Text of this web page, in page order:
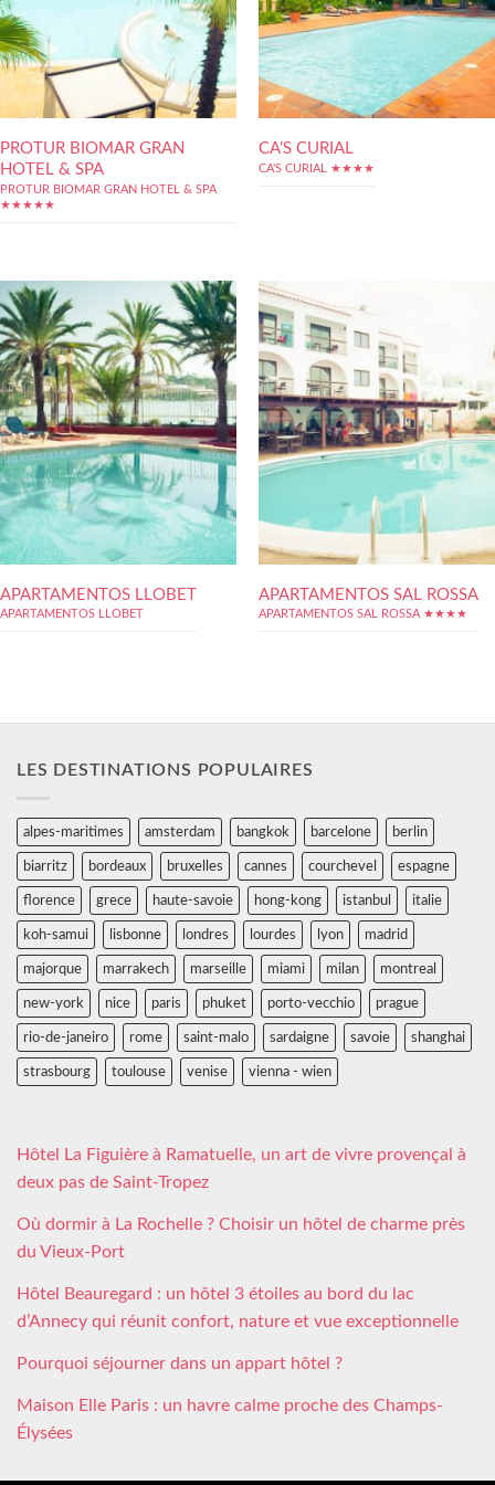
PROTUR BIOMAR GRAN
HOTEL & SPA
PROTUR BIOMAR GRAN HOTEL & SPA
★★★★★
CA’S CURIAL
CA'S CURIAL ★★★★
APARTAMENTOS LLOBET
APARTAMENTOS LLOBET
APARTAMENTOS SAL ROSSA
APARTAMENTOS SAL ROSSA ★★★★
LES DESTINATIONS POPULAIRES
alpes-maritimes amsterdam bangkok barcelone berlin
biarritz bordeaux bruxelles cannes courchevel espagne
florence grece haute-savoie hong-kong istanbul italie
koh-samui lisbonne londres lourdes lyon madrid
majorque marrakech marseille miami milan montreal
new-york nice paris phuket porto-vecchio prague
rio-de-janeiro rome saint-malo sardaigne savoie shanghai
strasbourg toulouse venise vienna - wien
Hôtel La Figuière à Ramatuelle, un art de vivre provençal à
deux pas de Saint-Tropez
Où dormir à La Rochelle ? Choisir un hôtel de charme près
du Vieux-Port
Hôtel Beauregard : un hôtel 3 étoiles au bord du lac
d’Annecy qui réunit confort, nature et vue exceptionnelle
Pourquoi séjourner dans un appart hôtel ?
Maison Elle Paris : un havre calme proche des Champs-
Élysées